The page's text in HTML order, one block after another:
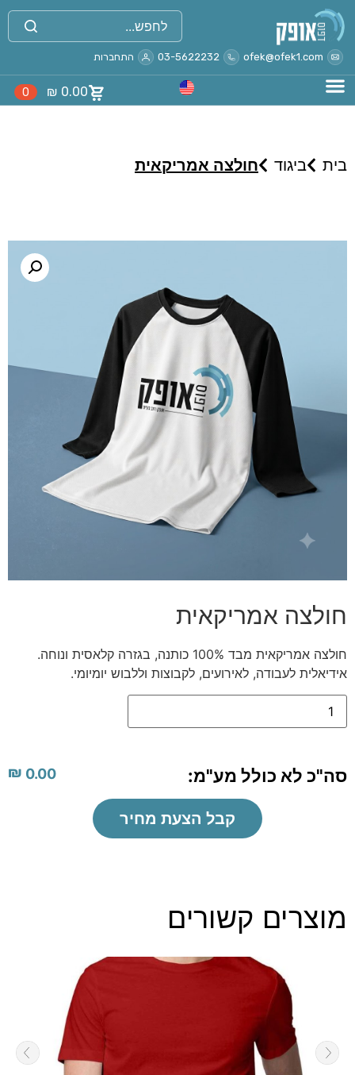
ofek@ofek1.com
03-5622232 התחברות
₪ 0.00
0
בית ביגוד חולצה אמריקאית
חולצה אמריקאית
חולצה אמריקאית מבד 100% כותנה, בגזרה קלאסית ונוחה.
אידיאלית לעבודה, לאירועים, לקבוצות וללבוש יומיומי.
סה"כ לא כולל מע"מ: ₪ 0.00
קבל הצעת מחיר
מוצרים קשורים